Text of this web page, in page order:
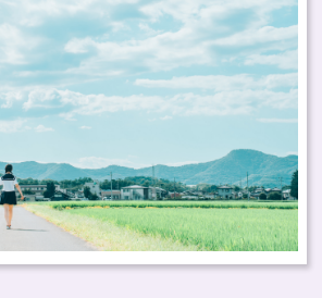
課程設計、缺少以學
考，以及評量機制有
。本文試圖運用「優
育課程的層級架
價值、規劃實施與成
提出優化課程的整全